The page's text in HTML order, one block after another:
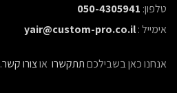
טלפון: 050-4305941
אימייל :yair@custom-pro.co.il
אנחנו כאן בשבילכםתתקשרו אוצורו קשר.